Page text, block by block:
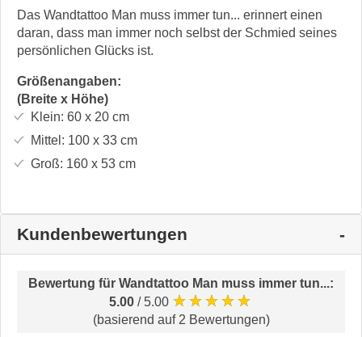
Das Wandtattoo Man muss immer tun... erinnert einen
daran, dass man immer noch selbst der Schmied seines
persönlichen Glücks ist.
Größenangaben:
(Breite x Höhe)
Klein: 60 x 20cm
Mittel: 100 x 33cm
Groß: 160 x 53cm
Kundenbewertungen
Bewertung für Wandtattoo Man muss immer tun...:
5.00 / 5.00 ★★★★★
(basierend auf 2 Bewertungen)